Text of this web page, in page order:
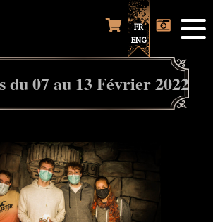
FR
ENG
du 07 au 13 Février 2022